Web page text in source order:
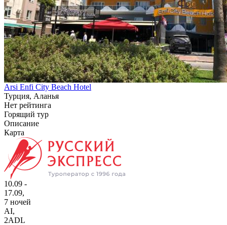
Arsi Enfi City Beach Hotel
Турция, Аланья
Нет рейтинга
Горящий тур
Описание
Карта
10.09 -
17.09,
7 ночей
AI,
2ADL